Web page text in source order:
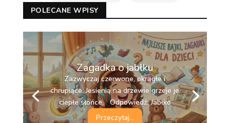
POLECANE WPISY
Zagadka o jabłku
Zazwyczaj czerwone, okrągłe i
chrupiące. Jesienią na drzewie grzeje je
ciepłe słońce. Odpowiedź: Jabłko
Przeczytaj...